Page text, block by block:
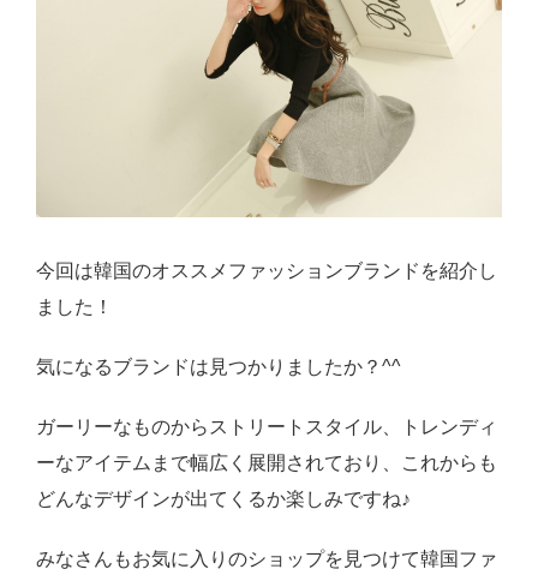
今回は韓国のオススメファッションブランドを紹介し
ました！
気になるブランドは見つかりましたか？^^
ガーリーなものからストリートスタイル、トレンディ
ーなアイテムまで幅広く展開されており、これからも
どんなデザインが出てくるか楽しみですね♪
みなさんもお気に入りのショップを見つけて韓国ファ